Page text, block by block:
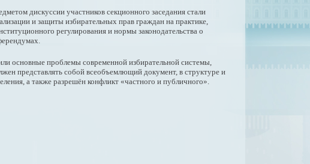
дискуссии участников секционного заседания стали
и защиты избирательных прав граждан на практике,
регулирования и нормы законодательства о
основные проблемы современной избирательной системы,
представлять собой всеобъемлющий документ, в структуре и
а также разрешён конфликт «частного и публичного».